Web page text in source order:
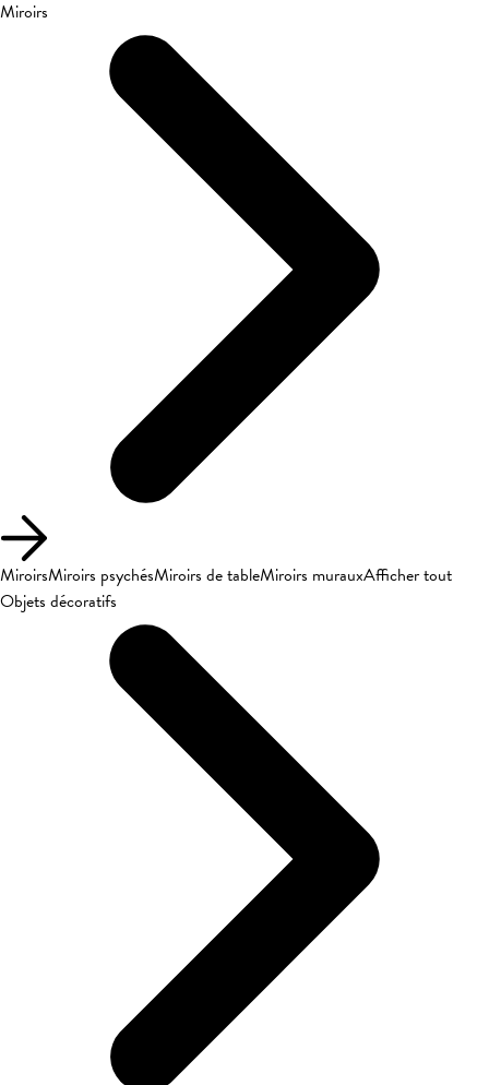
Miroirs
MiroirsMiroirs psychésMiroirs de tableMiroirs murauxAfficher tout
Objets décoratifs